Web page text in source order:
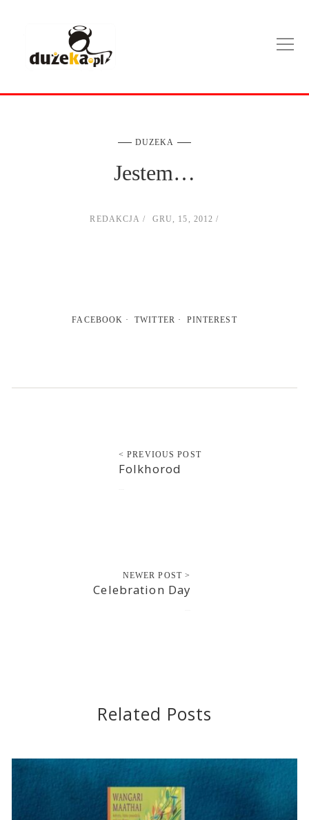
DUZEKA
Jestem…
REDAKCJA GRU, 15, 2012
FACEBOOK TWITTER PINTEREST
< PREVIOUS POST
Folkhorod
NEWER POST >
Celebration Day
Related Posts